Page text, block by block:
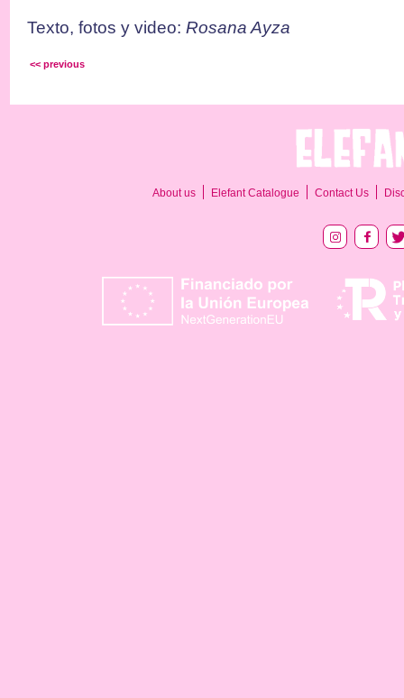
Texto, fotos y video: Rosana Ayza
<< previous
About us Elefant Catalogue Contact Us